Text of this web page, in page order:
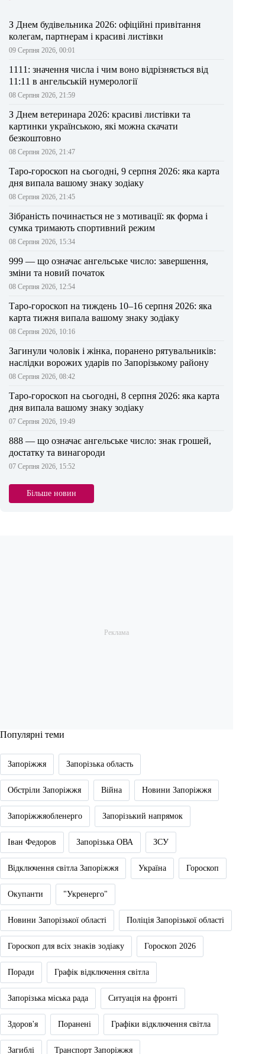
З Днем будівельника 2026: офіційні привітання
колегам, партнерам і красиві листівки
09 Серпня 2026, 00:01
1111: значення числа і чим воно відрізняється від
11:11 в ангельській нумерології
08 Серпня 2026, 21:59
З Днем ветеринара 2026: красиві листівки та
картинки українською, які можна скачати
безкоштовно
08 Серпня 2026, 21:47
Таро-гороскоп на сьогодні, 9 серпня 2026: яка карта
дня випала вашому знаку зодіаку
08 Серпня 2026, 21:45
Зібраність починається не з мотивації: як форма і
сумка тримають спортивний режим
08 Серпня 2026, 15:34
999 — що означає ангельське число: завершення,
зміни та новий початок
08 Серпня 2026, 12:54
Таро-гороскоп на тиждень 10–16 серпня 2026: яка
карта тижня випала вашому знаку зодіаку
08 Серпня 2026, 10:16
Загинули чоловік і жінка, поранено рятувальників:
наслідки ворожих ударів по Запорізькому району
08 Серпня 2026, 08:42
Таро-гороскоп на сьогодні, 8 серпня 2026: яка карта
дня випала вашому знаку зодіаку
07 Серпня 2026, 19:49
888 — що означає ангельське число: знак грошей,
достатку та винагороди
07 Серпня 2026, 15:52
Більше новин
Популярні теми
Запоріжжя Запорізька область
Обстріли Запоріжжя Війна Новини Запоріжжя
Запоріжжяобленерго Запорізький напрямок
Іван Федоров Запорізька ОВА ЗСУ
Відключення світла Запоріжжя Україна Гороскоп
Окупанти "Укренерго"
Новини Запорізької області Поліція Запорізької області
Гороскоп для всіх знаків зодіаку Гороскоп 2026
Поради Графік відключення світла
Запорізька міська рада Ситуація на фронті
Здоров'я Поранені Графіки відключення світла
Загиблі Транспорт Запоріжжя